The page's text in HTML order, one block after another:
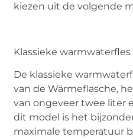
kiezen uit de volgende
Klassieke warmwaterfles
De klassieke
van de Wärmeflasche,
van ongeveer twee liter
dit model is het
maximale temperatuur